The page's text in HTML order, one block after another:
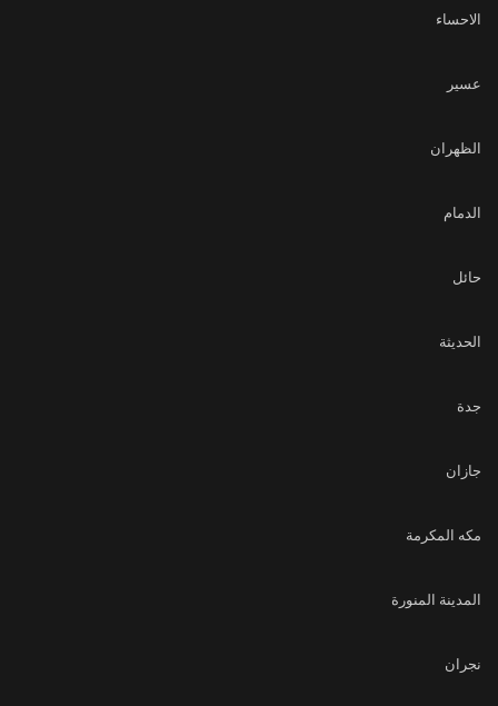
الاحساء
عسير
الظهران
الدمام
حائل
الحديثة
جدة
جازان
مكه المكرمة
المدينة المنورة
نجران